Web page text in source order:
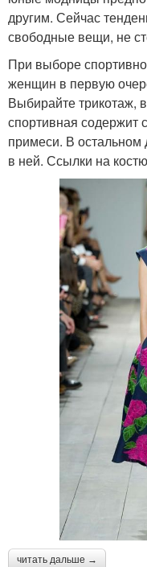
другим. Сейчас
свободные вещи, не
При выборе
женщин в первую
Выбирайте трикотаж,
спортивная содержит
примеси. В
в ней. Ссылки на
читать дальше →